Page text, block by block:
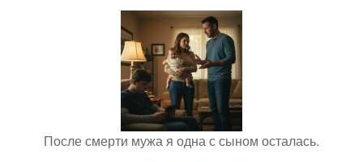
После смерти мужа я одна с сыном осталась.